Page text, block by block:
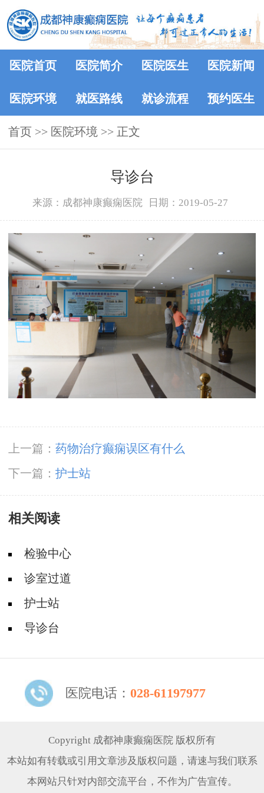
医院首页 医院简介 医院医生 医院新闻
医院环境 就医路线 就诊流程 预约医生
首页 >> 医院环境 >> 正文
导诊台
来源：成都神康癫痫医院 日期：2019-05-27
上一篇： 药物治疗癫痫误区有什么
下一篇： 护士站
相关阅读
检验中心
诊室过道
护士站
导诊台
医院电话： 028-61197977
Copyright 成都神康癫痫医院 版权所有
本站如有转载或引用文章涉及版权问题，请速与我们联系
本网站只针对内部交流平台，不作为广告宣传。